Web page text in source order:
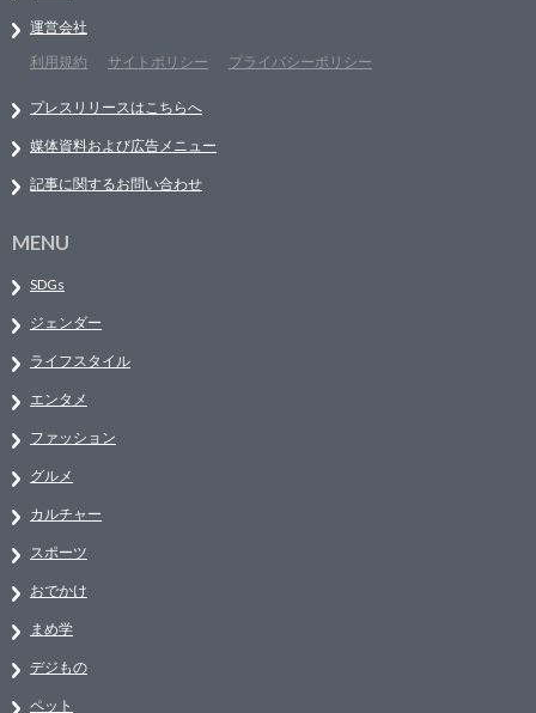
運営会社
利用規約
サイトポリシー プライバシーポリシー
プレスリリースはこちらへ
媒体資料および広告メニュー
記事に関するお問い合わせ
MENU
SDGs
ジェンダー
ライフスタイル
エンタメ
ファッション
グルメ
カルチャー
スポーツ
おでかけ
まめ学
デジもの
ペット